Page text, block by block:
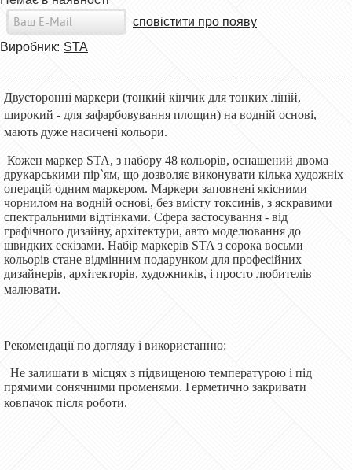
сповістити про появу
Виробник: STA
Двусторонні маркери (тонкий кінчик для тонких ліній,
широкий - для зафарбовування площин) на водній основі,
мають дуже насичені кольори.
Кожен маркер STA, з набору 48 кольорів, оснащений двома
друкарськими пір`ям, що дозволяє виконувати кілька художніх
операцій одним маркером. Маркери заповнені якісними
чорнилом на водній основі, без вмісту токсинів, з яскравими
спектральними відтінками. Сфера застосування - від
графічного дизайну, архітектури, авто моделювання до
швидких ескізами. Набір маркерів STA з сорока восьми
кольорів стане відмінним подарунком для професійних
дизайнерів, архітекторів, художників, і просто любителів
малювати.
Рекомендації по догляду і використанню:
Не залишати в місцях з підвищеною температурою і під
прямими сонячними променями. Герметично закривати
ковпачок після роботи.